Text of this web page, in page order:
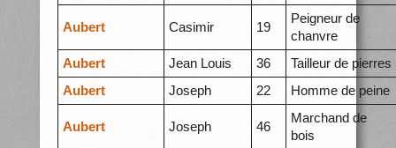
Aubert Casimir 19
Peigneur de
chanvre
Aubert
Jean Louis 36
Tailleur de pierres
Aubert
Joseph 22 Homme de peine
Aubert Joseph 46
Marchand de
bois